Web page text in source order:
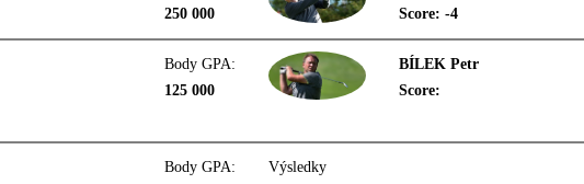
250 000
Score: -4
Body GPA:
125 000
BÍLEK Petr
Score:
Body GPA:
Výsledky